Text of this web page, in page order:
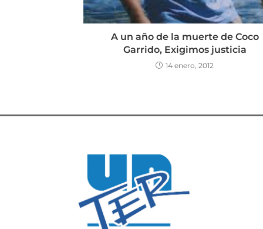
A un año de la muerte de Coco
Garrido, Exigimos justicia
14 enero, 2012